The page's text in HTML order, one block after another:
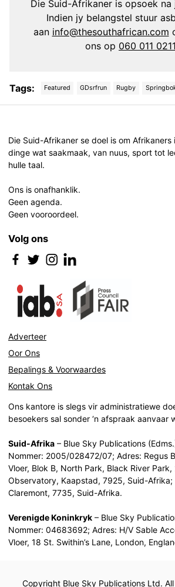
Die Suid-Afrikaner is opsoek
Indien jy belangstel stuur
aan info@thesouthafrican.com
ons op 060 011 0211
Tags: Featured GDsrfrun Rugby
Die Suid-Afrikaner se doel is om
dinge wat saakmaak, van nuus, sport tot
hulle taal.
Ons is onafhanklik.
Geen agenda.
Geen vooroordeel.
Volg ons
Adverteer
Oor Ons
Bepalings & Voorwaardes
Kontak Ons
Ons kantore is slegs vir administratiewe
besoekers sal sonder ‘n afspraak aanvaar
Suid-Afrika – Blue Sky Publications
Nommer: 2005/028472/07; Adres: Regus
Vloer, Blok B, North Park, Black River Park,
Observatory, Kaapstad, 7925, Suid-
Claremont, 7735, Suid-Afrika.
Verenigde Koninkryk – Blue Sky
Nommer: 04683692; Adres: H/V Sable
Vloer, 18 St. Swithin’s Lane, London,
Copyright Blue Sky Publications Ltd.